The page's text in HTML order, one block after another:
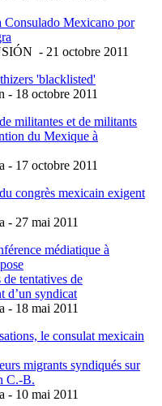
Consulado Mexicano por
- 21 octobre 2011
'blacklisted'
- 18 octobre 2011
militantes et de militants
du Mexique à
- 17 octobre 2011
du congrès mexicain exigent
- 27 mai 2011
médiatique à
de tentatives de
d’un syndicat
- 18 mai 2011
le consulat mexicain
migrants syndiqués sur
C.-B.
- 10 mai 2011